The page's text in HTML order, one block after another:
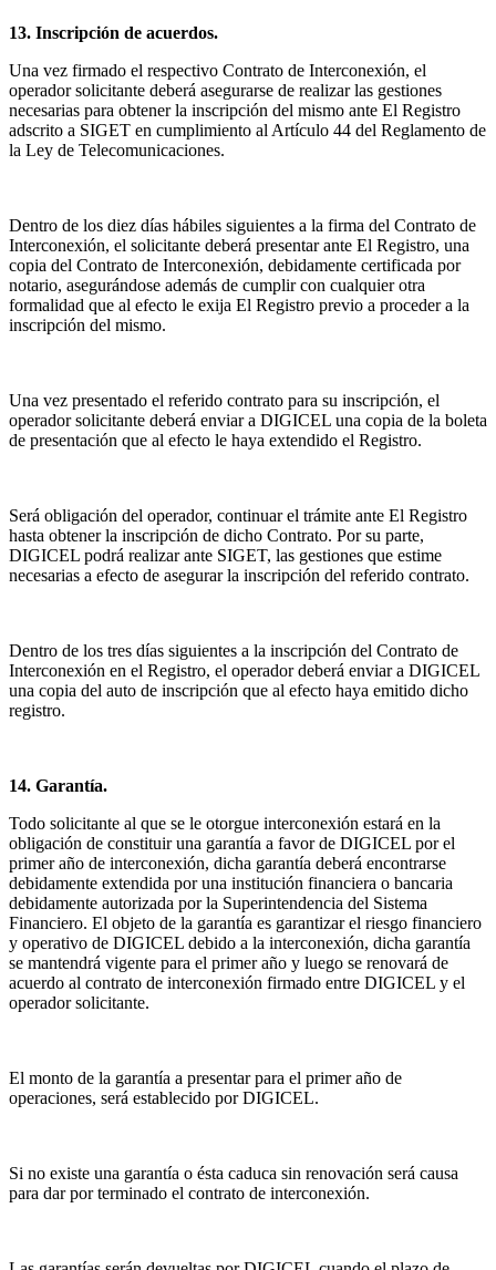
13. Inscripción de acuerdos.
Una vez firmado el respectivo Contrato de Interconexión, el
operador solicitante deberá asegurarse de realizar las gestiones
necesarias para obtener la inscripción del mismo ante El Registro
adscrito a SIGET en cumplimiento al Artículo 44 del Reglamento de
la Ley de Telecomunicaciones.
Dentro de los diez días hábiles siguientes a la firma del Contrato de
Interconexión, el solicitante deberá presentar ante El Registro, una
copia del Contrato de Interconexión, debidamente certificada por
notario, asegurándose además de cumplir con cualquier otra
formalidad que al efecto le exija El Registro previo a proceder a la
inscripción del mismo.
Una vez presentado el referido contrato para su inscripción, el
operador solicitante deberá enviar a DIGICEL una copia de la boleta
de presentación que al efecto le haya extendido el Registro.
Será obligación del operador, continuar el trámite ante El Registro
hasta obtener la inscripción de dicho Contrato. Por su parte,
DIGICEL podrá realizar ante SIGET, las gestiones que estime
necesarias a efecto de asegurar la inscripción del referido contrato.
Dentro de los tres días siguientes a la inscripción del Contrato de
Interconexión en el Registro, el operador deberá enviar a DIGICEL
una copia del auto de inscripción que al efecto haya emitido dicho
registro.
14. Garantía.
Todo solicitante al que se le otorgue interconexión estará en la
obligación de constituir una garantía a favor de DIGICEL por el
primer año de interconexión, dicha garantía deberá encontrarse
debidamente extendida por una institución financiera o bancaria
debidamente autorizada por la Superintendencia del Sistema
Financiero. El objeto de la garantía es garantizar el riesgo financiero
y operativo de DIGICEL debido a la interconexión, dicha garantía
se mantendrá vigente para el primer año y luego se renovará de
acuerdo al contrato de interconexión firmado entre DIGICEL y el
operador solicitante.
El monto de la garantía a presentar para el primer año de
operaciones, será establecido por DIGICEL.
Si no existe una garantía o ésta caduca sin renovación será causa
para dar por terminado el contrato de interconexión.